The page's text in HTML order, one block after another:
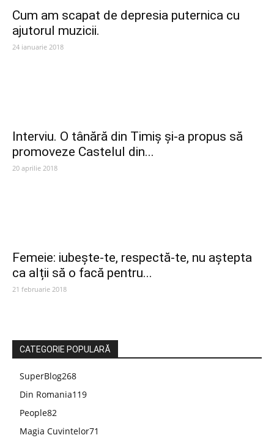
Cum am scapat de depresia puternica cu
ajutorul muzicii.
24 ianuarie 2018
Interviu. O tânără din Timiș și-a propus să
promoveze Castelul din...
20 aprilie 2018
Femeie: iubește-te, respectă-te, nu aștepta
ca alții să o facă pentru...
21 februarie 2018
CATEGORIE POPULARĂ
SuperBlog268
Din Romania119
People82
Magia Cuvintelor71